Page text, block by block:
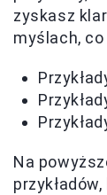
zyskasz
myślach,
Na